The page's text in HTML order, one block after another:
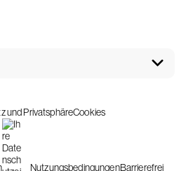
und PrivatsphäreCookies
NutzungsbedingungenBarrierefrei